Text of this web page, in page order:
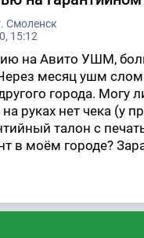
Смоленск
15:12
на Авито УШМ,
месяц ушм
города. Могу
руках нет чека (у
талон с
в моём городе?